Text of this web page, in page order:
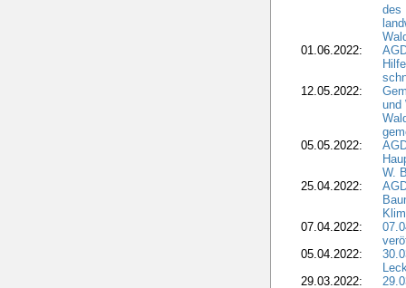
des
01.06.2022:
12.05.2022:
und
05.05.2022:
W.
25.04.2022:
07.04.2022:
05.04.2022:
29.03.2022: